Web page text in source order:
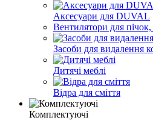
Аксесуари для DUVAL
Вентилятори для
Засоби для видалення
Дитячі меблі
Відра для сміття
Комплектуючі